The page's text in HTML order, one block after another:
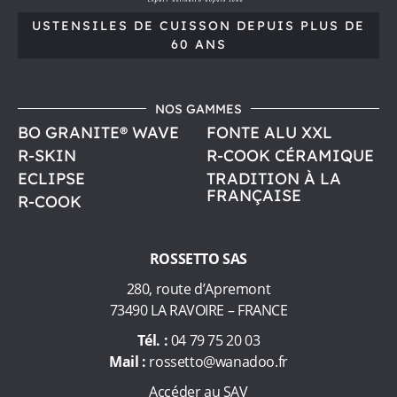
,
e
p
s
p
l
t
t
t
e
s
d
c
u
i
USTENSILES DE CUISSON DEPUIS PLUS DE
60 ANS
NOS GAMMES
BO GRANITE® WAVE
R-SKIN
ECLIPSE
R-COOK
FONTE ALU XXL
R-COOK CÉRAMIQUE
TRADITION À LA
FRANÇAISE
ROSSETTO SAS
280, route d’Apremont
73490 LA RAVOIRE – FRANCE
Tél. :04 79 75 20 03
Mail : rossetto@wanadoo.fr
Accéder au SAV